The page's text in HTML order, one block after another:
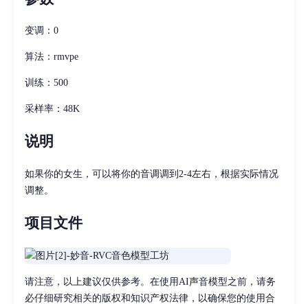
变调：0
算法：rmvpe
训练：500
采样率：48K
说明
如果你的女生，可以将你的音调调到2-4左右，根据实际情况
调整。
项目文件
请注意，以上建议仅供参考。在使用AI声音模型之前，请务
必仔细研究相关的版权和知识产权法律，以确保您的使用合